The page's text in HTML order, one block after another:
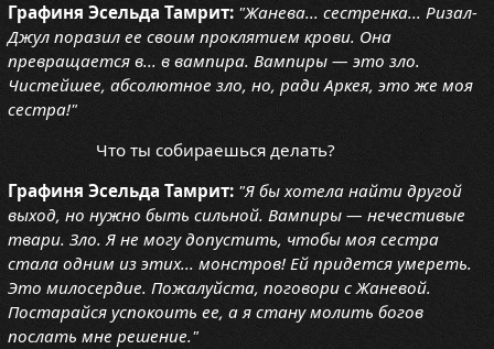
Графиня Эсельда Тамрит: "Жанева... сестренка... Ризал-
Джул поразил ее своим проклятием крови. Она
превращается в... в вампира. Вампиры — это зло.
Чистейшее, абсолютное зло, но, ради Аркея, это же моя
сестра!"
Что ты собираешься делать?
Графиня Эсельда Тамрит: "Я бы хотела найти другой
выход, но нужно быть сильной. Вампиры — нечестивые
твари. Зло. Я не могу допустить, чтобы моя сестра
стала одним из этих... монстров! Ей придется умереть.
Это милосердие. Пожалуйста, поговори с Жаневой.
Постарайся успокоить ее, а я стану молить богов
послать мне решение."